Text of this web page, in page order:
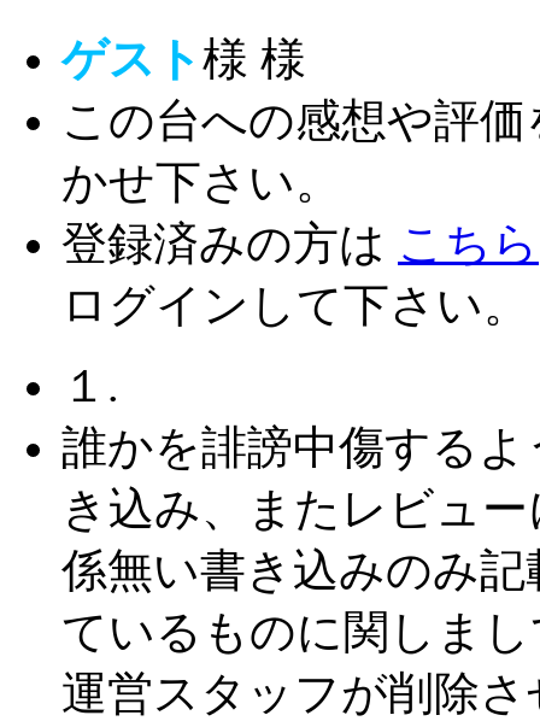
ゲスト様 様
この台への感想や評価
かせ下さい。
登録済みの方は こちら
ログインして下さい。
１.
誰かを誹謗中傷するよ
き込み、またレビュー
係無い書き込みのみ記
ているものに関しま
運営スタッフが削除さ